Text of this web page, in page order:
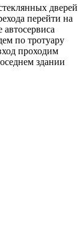
дверей
перейти на
по тротуару
проходим
здании